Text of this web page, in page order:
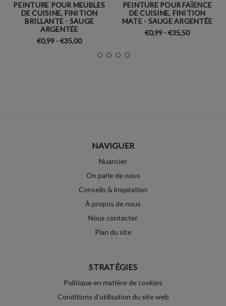
PEINTURE POUR MEUBLES
DE CUISINE, FINITION
BRILLANTE - SAUGE
ARGENTÉE
€0,99 - €35,00
PEINTURE POUR FAÏENCE
DE CUISINE, FINITION
MATE - SAUGE ARGENTÉE
€0,99 - €35,50
NAVIGUER
Nuancier
On parle de nous
Conseils & inspiration
À propos de nous
Nous contacter
Plan du site
STRATÉGIES
Politique en matière de cookies
Conditions d'utilisation du site web